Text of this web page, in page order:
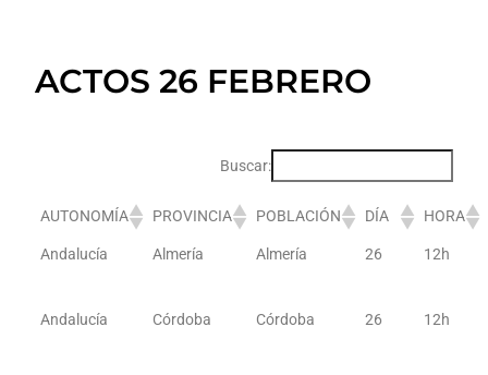
ACTOS 26 FEBRERO
Buscar:
AUTONOMÍA PROVINCIA POBLACIÓN DÍA HORA
Andalucía Almería Almería 26 12h
Andalucía Córdoba Córdoba 26 12h